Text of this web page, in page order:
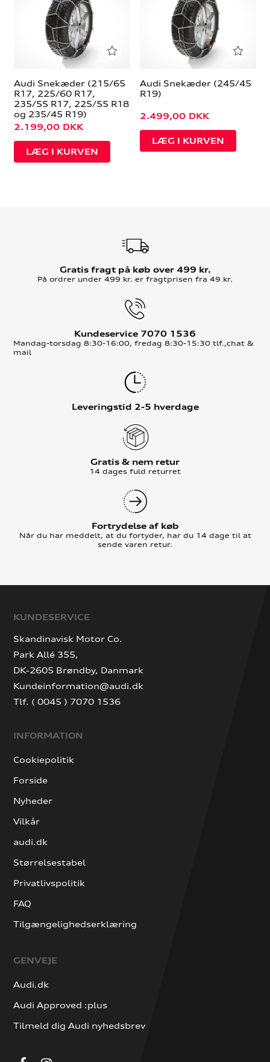
Audi Snekæder (215/65
R17, 225/60 R17,
235/55 R17, 225/55 R18
og 235/45 R19)
2.199,00 DKK
Audi Snekæder (245/45
R19)
2.499,00 DKK
Gratis fragt på køb over 499 kr.
På ordrer under 499 kr. er fragtprisen fra 49 kr.
Kundeservice 7070 1536
Mandag-torsdag 8:30-16:00, fredag 8:30-15:30 tlf.,chat &
mail
Leveringstid 2-5 hverdage
Gratis & nem retur
14 dages fuld returret
Fortrydelse af køb
Når du har meddelt, at du fortyder, har du 14 dage til at
sende varen retur.
KUNDESERVICE
Skandinavisk Motor Co.
Park Allé 355,
DK-2605 Brøndby, Danmark
Kundeinformation@audi.dk
Tlf. ( 0045 ) 7070 1536
INFORMATION
Cookiepolitik
Forside
Nyheder
Vilkår
audi.dk
Størrelsestabel
Privatlivspolitik
FAQ
Tilgængelighedserklæring
GENVEJE
Audi.dk
Audi Approved :plus
Tilmeld dig Audi nyhedsbrev